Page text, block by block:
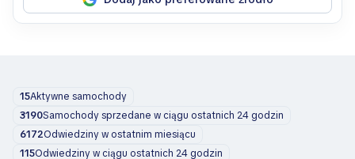
15Aktywne samochody
3190Samochody sprzedane w ciągu ostatnich 24 godzin
6172Odwiedziny w ostatnim miesiącu
115Odwiedziny w ciągu ostatnich 24 godzin